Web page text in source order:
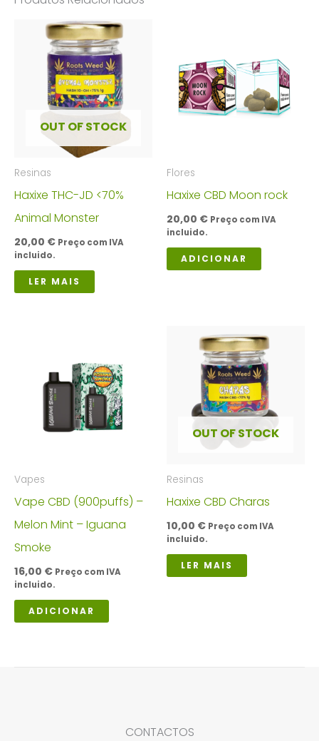
OUT OF STOCK
Resinas
Haxixe THC-JD <70%
Animal Monster
20,00 € Preço com IVA
incluido.
LER MAIS
Flores
Haxixe CBD Moon rock
20,00 € Preço com IVA
incluido.
ADICIONAR
Vapes
Vape CBD (900puffs) –
Melon Mint – Iguana
Smoke
16,00 € Preço com IVA
incluido.
ADICIONAR
OUT OF STOCK
Resinas
Haxixe CBD Charas
10,00 € Preço com IVA
incluido.
LER MAIS
CONTACTOS